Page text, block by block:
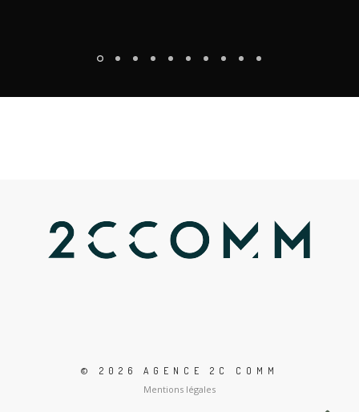
© 2026 AGENCE 2C COMM
Mentions légales